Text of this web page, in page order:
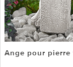
Ange pour pierre